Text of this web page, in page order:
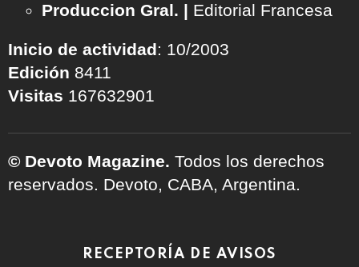
Produccion Gral. | Editorial Francesa
Inicio de actividad: 10/2003
Edición 8411
Visitas 167632901
© Devoto Magazine. Todos los derechos
reservados. Devoto, CABA, Argentina.
RECEPTORÍA DE AVISOS